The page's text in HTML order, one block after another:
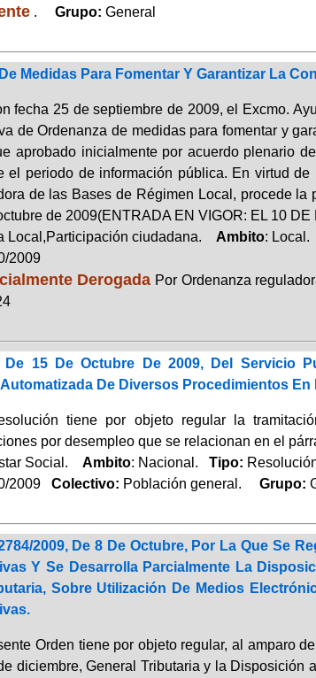
. Grupo: General
Medidas Para Fomentar Y Garantizar La
fecha 25 de septiembre de 2009, el Excmo.
de Ordenanza de medidas para fomentar y
aprobado inicialmente por acuerdo plenario
el periodo de información pública. En virtud
de las Bases de Régimen Local, procede
de 2009(ENTRADA EN VIGOR: EL 10
Local,Participación ciudadana. Ambito: Local.
2009
Derogada Por Ordenanza
De 15 De Octubre De 2009, Del Servicio
De Diversos Procedimientos
tiene por objeto regular la
por desempleo que se relacionan en el
Social. Ambito: Nacional. Tipo:
2009Colectivo: Población general. Grupo:
2009, De 8 De Octubre, Por La Que Se
Y Se Desarrolla Parcialmente La
Sobre Utilización De Medios
Orden tiene por objeto regular, al amparo
diciembre, General Tributaria y la Disposición